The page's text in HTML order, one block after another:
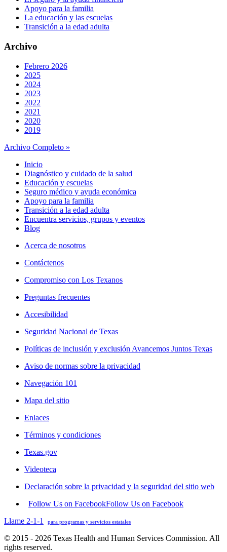
Apoyo para la familia
La educación y las escuelas
Transición a la edad adulta
Archivo
Febrero 2026
2025
2024
2023
2022
2021
2020
2019
Archivo Completo »
Inicio
Diagnóstico y cuidado de la salud
Educación y escuelas
Seguro médico y ayuda económica
Apoyo para la familia
Transición a la edad adulta
Encuentra servicios, grupos y eventos
Blog
Acerca de nosotros
Contáctenos
Compromiso con Los Texanos
Preguntas frecuentes
Accesibilidad
Seguridad Nacional de Texas
Políticas de inclusión y exclusión Avancemos Juntos Texas
Aviso de normas sobre la privacidad
Navegación 101
Mapa del sitio
Enlaces
Términos y condiciones
Texas.gov
Videoteca
Declaración sobre la privacidad y la seguridad del sitio web
Follow Us on FacebookFollow Us on Facebook
Llame 2-1-1
para programas y servicios estatales
© 2015 - 2026 Texas Health and Human Services Commission. All
rights reserved.